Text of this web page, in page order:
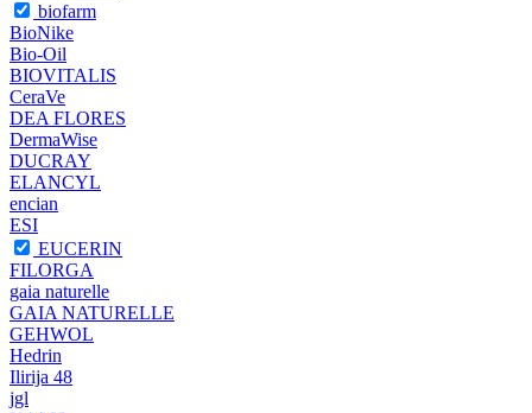
biofarm
BioNike
Bio-Oil
BIOVITALIS
CeraVe
DEA FLORES
DermaWise
DUCRAY
ELANCYL
encian
ESI
EUCERIN
FILORGA
gaia naturelle
GAIA NATURELLE
GEHWOL
Hedrin
Ilirija 48
jgl